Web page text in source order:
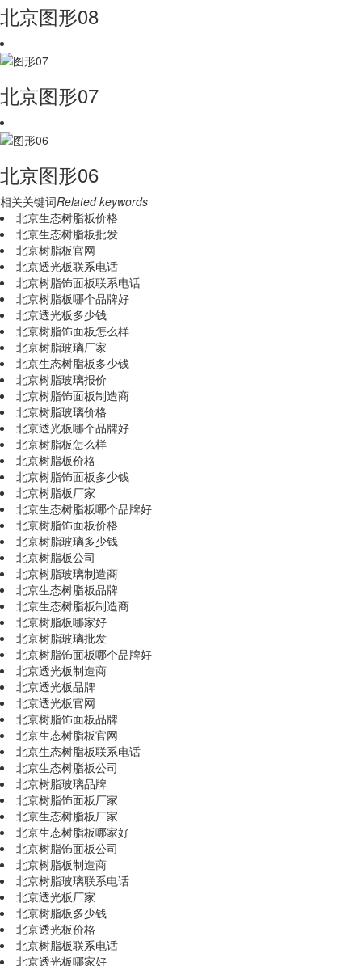
北京图形08
北京图形07
北京图形06
相关关键词Related keywords
北京生态树脂板价格
北京生态树脂板批发
北京树脂板官网
北京透光板联系电话
北京树脂饰面板联系电话
北京树脂板哪个品牌好
北京透光板多少钱
北京树脂饰面板怎么样
北京树脂玻璃厂家
北京生态树脂板多少钱
北京树脂玻璃报价
北京树脂饰面板制造商
北京树脂玻璃价格
北京透光板哪个品牌好
北京树脂板怎么样
北京树脂板价格
北京树脂饰面板多少钱
北京树脂板厂家
北京生态树脂板哪个品牌好
北京树脂饰面板价格
北京树脂玻璃多少钱
北京树脂板公司
北京树脂玻璃制造商
北京生态树脂板品牌
北京生态树脂板制造商
北京树脂板哪家好
北京树脂玻璃批发
北京树脂饰面板哪个品牌好
北京透光板制造商
北京透光板品牌
北京透光板官网
北京树脂饰面板品牌
北京生态树脂板官网
北京生态树脂板联系电话
北京生态树脂板公司
北京树脂玻璃品牌
北京树脂饰面板厂家
北京生态树脂板厂家
北京生态树脂板哪家好
北京树脂饰面板公司
北京树脂板制造商
北京树脂玻璃联系电话
北京透光板厂家
北京树脂板多少钱
北京透光板价格
北京树脂板联系电话
北京透光板哪家好